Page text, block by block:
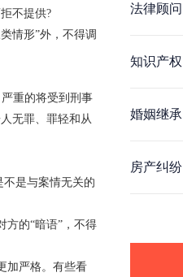
不提供?
情形”外，不得调
重的将受到刑事
无罪、罪轻和从
不是与案情无关的
方的“暗语”，不得
加严格。有些看
法律顾问
知识产权
婚姻继承
房产纠纷